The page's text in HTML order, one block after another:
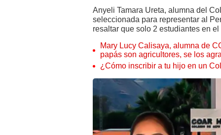
Anyeli Tamara Ureta, alumna del
seleccionada para representar al
resaltar que solo 2 estudiantes en
Mary Lucy Calisaya, alumna de
papás son agricultores, se los
¿Cómo inscribir a tu hijo en un